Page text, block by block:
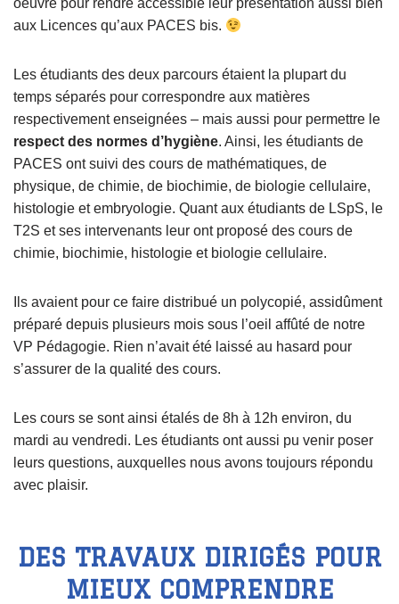
oeuvre pour rendre accessible leur présentation aussi bien
aux Licences qu’aux PACES bis.
Les étudiants des deux parcours étaient la plupart du
temps séparés pour correspondre aux matières
respectivement enseignées – mais aussi pour permettre le
respect des normes d’hygiène. Ainsi, les étudiants de
PACES ont suivi des cours de mathématiques, de
physique, de chimie, de biochimie, de biologie cellulaire,
histologie et embryologie. Quant aux étudiants de LSpS, le
T2S et ses intervenants leur ont proposé des cours de
chimie, biochimie, histologie et biologie cellulaire.
Ils avaient pour ce faire distribué un polycopié, assidûment
préparé depuis plusieurs mois sous l’oeil affûté de notre
VP Pédagogie. Rien n’avait été laissé au hasard pour
s’assurer de la qualité des cours.
Les cours se sont ainsi étalés de 8h à 12h environ, du
mardi au vendredi. Les étudiants ont aussi pu venir poser
leurs questions, auxquelles nous avons toujours répondu
avec plaisir.
DES TRAVAUX DIRIGÉS POUR
MIEUX COMPRENDRE